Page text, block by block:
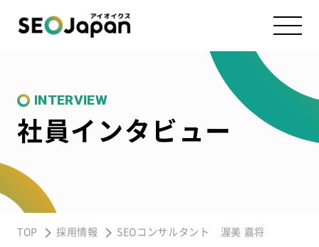
INTERVIEW
社員インタビュー
TOP 採用情報 SEOコンサルタント 渥美 嘉将